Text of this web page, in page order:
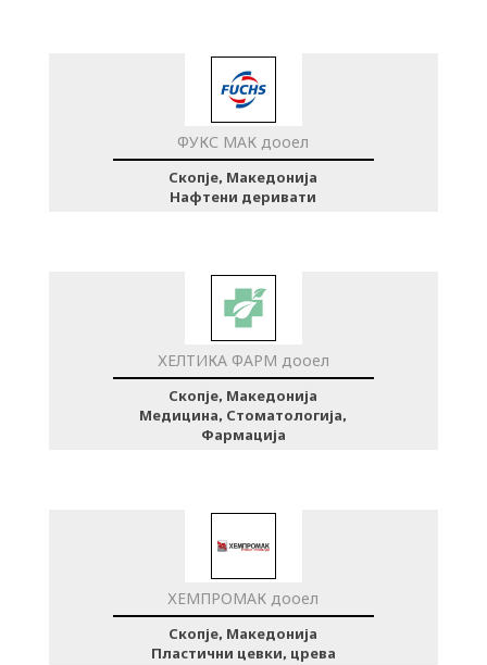
ФУКС МАК дооел
Скопје, Македонија
Нафтени деривати
ХЕЛТИКА ФАРМ дооел
Скопје, Македонија
Медицина, Стоматологија,
Фармација
ХЕМПРОМАК дооел
Скопје, Македонија
Пластични цевки, црева